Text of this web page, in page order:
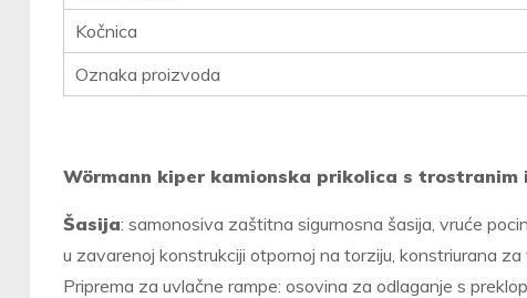
Kočnica
Oznaka proizvoda
Wörmann kiper kamionska prikolica s trostranim
Šasija: samonosiva zaštitna sigurnosna šasija, vruće
u zavarenoj konstrukciji otpornoj na torziju, konstriurana za
Priprema za uvlačne rampe: osovina za odlaganje s